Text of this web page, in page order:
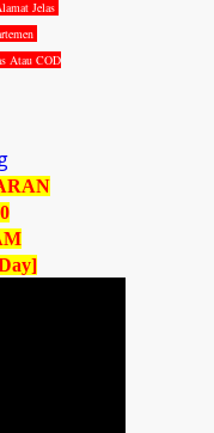
Jelas
Atau COD